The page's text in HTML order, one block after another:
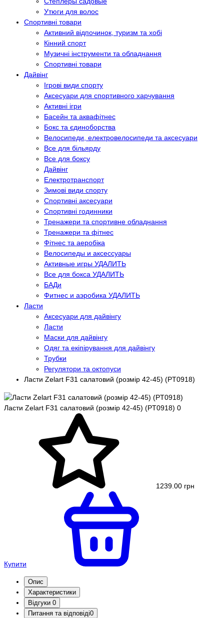
Утюги для волос
Спортивні товари
Активний відпочинок, туризм та хобі
Кінний спорт
Музичні інструменти та обладнання
Спортивні товари
Дайвінг
Ігрові види спорту
Аксесуари для спортивного харчування
Активні ігри
Басейн та аквафітнес
Бокс та єдиноборства
Велосипеди, електровелосипеди та аксесуари
Все для більярду
Все для боксу
Дайвінг
Електротранспорт
Зимові види спорту
Спортивні аксесуари
Спортивні годинники
Тренажери та спортивне обладнання
Тренажери та фітнес
Фітнес та аеробіка
Велосипеды и аксессуары
Активные игры УДАЛИТЬ
Все для бокса УДАЛИТЬ
БАДи
Фитнес и аэробика УДАЛИТЬ
Ласти
Аксесуари для дайвінгу
Ласти
Маски для дайвінгу
Одяг та екіпірування для дайвінгу
Трубки
Регулятори та октопуси
Ласти Zelart F31 салатовий (розмір 42-45) (PT0918)
Ласти Zelart F31 салатовий (розмір 42-45) (PT0918) 0
1239.00 грн
Купити
Опис
Характеристики
Відгуки 0
Питання та відповіді0